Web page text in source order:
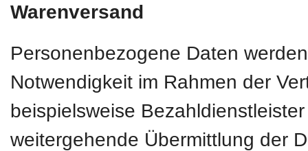
Warenversand
Personenbezogene Daten
Notwendigkeit im Rahmen der
beispielsweise
weitergehende Übermittlung der